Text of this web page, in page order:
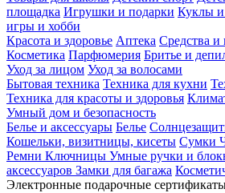
площадка Игрушки и подарки Куклы
игры и хобби
Красота и здоровье Аптека Средства
Косметика Парфюмерия Бритье и
Уход за лицом Уход за волосами
Бытовая техника Техника для кухни
Техника для красоты и здоровья
Умный дом и безопасность
Белье и аксессуары Белье
Кошельки, визитницы, кисеты Сумки
Ремни Ключницы Умные ручки и
аксессуаров Замки для багажа
Электронные подарочные